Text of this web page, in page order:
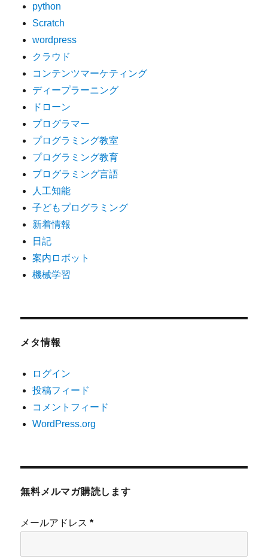
python
Scratch
wordpress
クラウド
コンテンツマーケティング
ディープラーニング
ドローン
プログラマー
プログラミング教室
プログラミング教育
プログラミング言語
人工知能
子どもプログラミング
新着情報
日記
案内ロボット
機械学習
メタ情報
ログイン
投稿フィード
コメントフィード
WordPress.org
無料メルマガ購読します
メールアドレス*